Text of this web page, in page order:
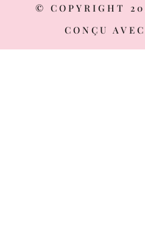
© COPYRIGHT
CONÇU AVEC